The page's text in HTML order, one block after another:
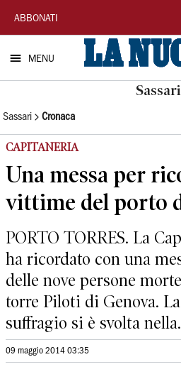
La
Nuova
Sardegna
ABBONATI
MENU
Sassari
Sassari Cronaca
CAPITANERIA
Una messa per
vittime del porto
PORTO TORRES. La
ha ricordato con una
delle nove persone
torre Piloti di Genova.
suffragio si è svolta
09 maggio 2014 03:35